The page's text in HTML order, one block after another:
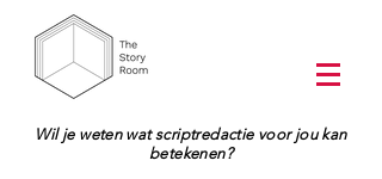
Wil je weten wat scriptredactie voor jou kan
betekenen?